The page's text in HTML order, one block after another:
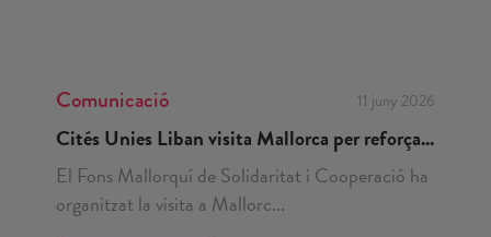
Comunicació 11 juny 2026
Cités Unies Liban visita Mallorca per reforça...
El Fons Mallorquí de Solidaritat i Cooperació ha
organitzat la visita a Mallorc...